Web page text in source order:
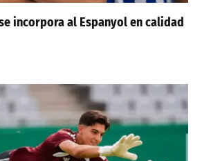
incorpora al Espanyol en calidad